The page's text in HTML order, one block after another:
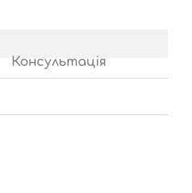
Консультація